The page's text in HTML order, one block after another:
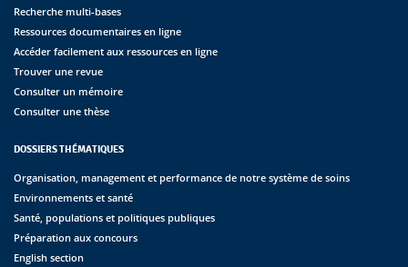
Recherche multi-bases
Ressources documentaires en ligne
Accéder facilement aux ressources en ligne
Trouver une revue
Consulter un mémoire
Consulter une thèse
DOSSIERS THÉMATIQUES
Organisation, management et performance de notre système de soins
Environnements et santé
Santé, populations et politiques publiques
Préparation aux concours
English section